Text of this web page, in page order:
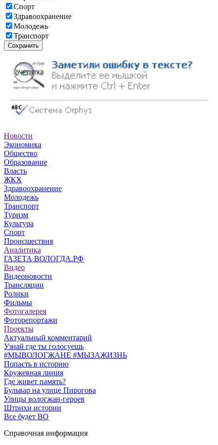
Спорт
Здравоохранение
Молодежь
Транспорт
Сохранить
Новости
Экономика
Общество
Образование
Власть
ЖКХ
Здравоохранение
Молодежь
Транспорт
Туризм
Культура
Спорт
Происшествия
Аналитика
ГАЗЕТА ВОЛОГДА.РФ
Видео
Видеоновости
Трансляции
Ролики
Фильмы
Фотогалерея
Фоторепортажи
Проекты
Актуальный комментарий
Узнай где ты голосуешь
#МЫВОЛОГЖАНЕ #МЫЗАЖИЗНЬ
Попасть в историю
Кружевная линия
Где живет память?
Бульвар на улице Пирогова
Улицы вологжан-героев
Штрихи истории
Все будет ВО
Справочная информация